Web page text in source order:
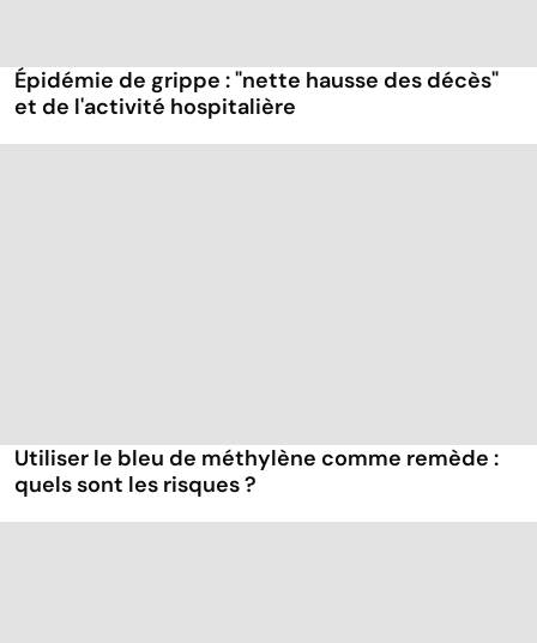
Épidémie de grippe : "nette hausse des décès"
et de l'activité hospitalière
Utiliser le bleu de méthylène comme remède :
quels sont les risques ?